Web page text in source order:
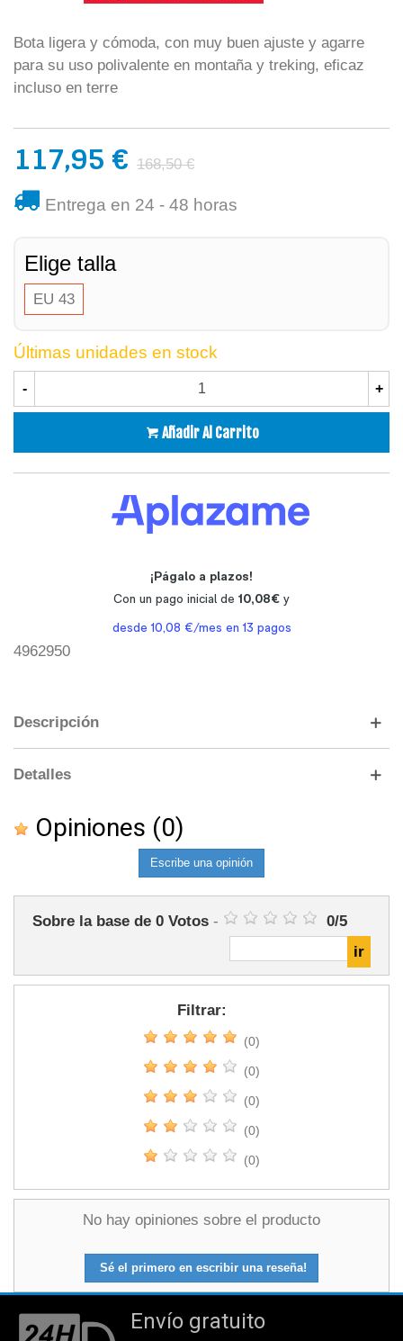
Bota ligera y cómoda, con muy buen ajuste y agarre
para su uso polivalente en montaña y treking, eficaz
incluso en terre
117,95 € 168,50 €
Entrega en 24 - 48 horas
Elige talla
EU 43
Últimas unidades en stock
- +
Añadir Al Carrito
4962950
Descripción
Detalles
Opiniones (0)
Escribe una opinión
Sobre la base de 0 Votos - 0/5
Filtrar:
(0)
(0)
(0)
(0)
(0)
No hay opiniones sobre el producto
Sé el primero en escribir una reseña!
Envío gratuito